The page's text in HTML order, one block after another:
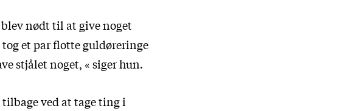
nødt til at give noget
et par flotte guldøreringe
stjålet noget, « siger hun.
ved at tage ting i